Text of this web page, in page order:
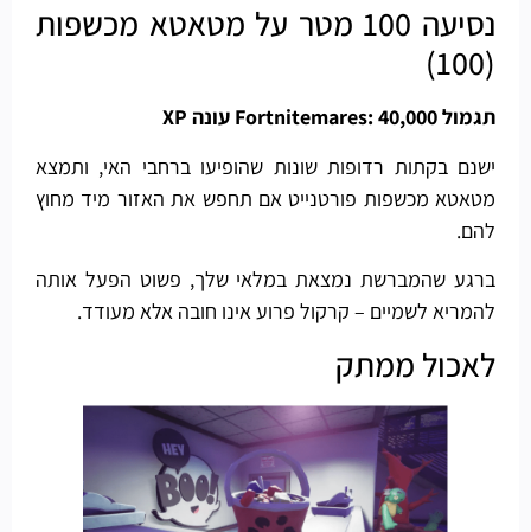
נסיעה 100 מטר על מטאטא מכשפות
(100)
תגמול Fortnitemares: 40,000 עונה XP
ישנם בקתות רדופות שונות שהופיעו ברחבי האי, ותמצא
מטאטא מכשפות פורטנייט אם תחפש את האזור מיד מחוץ
להם.
ברגע שהמברשת נמצאת במלאי שלך, פשוט הפעל אותה
להמריא לשמיים – קרקול פרוע אינו חובה אלא מעודד.
לאכול ממתק